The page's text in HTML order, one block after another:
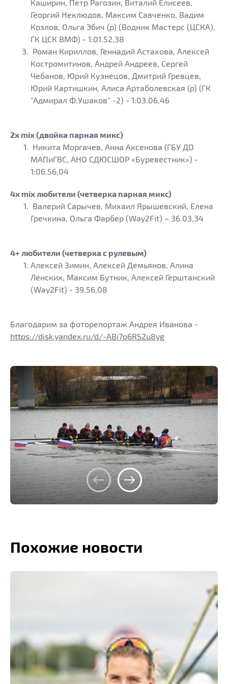
Каширин, Петр Рагозин, Виталий Елисеев,
Георгий Неклюдов, Максим Савченко, Вадим
Козлов, Ольга Эбич (р) (Водник Мастерс (ЦСКА),
ГК ЦСК ВМФ) - 1:01.52,38
Роман Кириллов, Геннадий Астахова, Алексей
Костромитинов, Андрей Андреев, Сергей
Чебанов, Юрий Кузнецов, Дмитрий Гревцев,
Юрий Картишкин, Алиса Артаболевская (р) (ГК
"Адмирал Ф.Ушаков" -2) - 1:03.06,46
2х mix (двойка парная микс)
Никита Моргачев, Анна Аксенова (ГБУ ДО
МАПиГВС, АНО СДЮСШОР «Буревестник») -
1:06.56,04
4х mix любители (четверка парная микс)
Валерий Сарычев, Михаил Ярышевский, Елена
Гречкина, Ольга Фарбер (Way2Fit) – 36.03,34
4+ любители (четверка с рулевым)
Алексей Зимин, Алексей Демьянов, Алина
Ленских, Максим Бутник, Алексей Герштанский
(Way2Fit) - 39.56,08
Благодарим за фоторепортаж Андрея Иванова -
https://disk.yandex.ru/d/-ABi7p6RS2u8yg
Похожие новости